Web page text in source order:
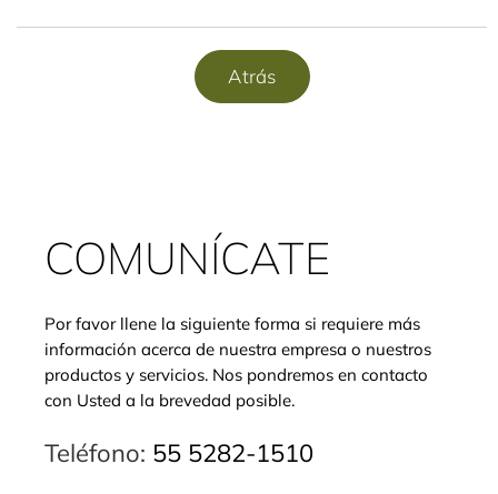
Atrás
COMUNÍCATE
Por favor llene la siguiente forma si requiere más
información acerca de nuestra empresa o nuestros
productos y servicios. Nos pondremos en contacto
con Usted a la brevedad posible.
Teléfono: 55 5282-1510